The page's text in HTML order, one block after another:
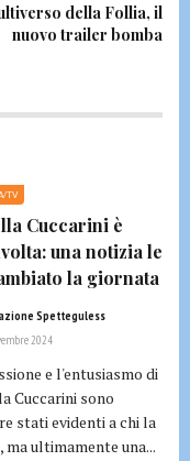
della Follia, il
nuovo trailer bomba
TV
Cuccarini è
una notizia le
la giornata
Spetteguless
2024
e l'entusiasmo di
Cuccarini sono
stati evidenti a chi la
ma ultimamente una...